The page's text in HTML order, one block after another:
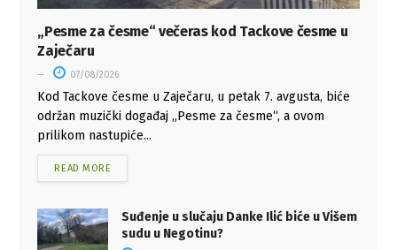
„Pesme za česme“ večeras kod Tackove česme u
Zaječaru
07/08/2026
Kod Tackove česme u Zaječaru, u petak 7. avgusta, biće
održan muzički događaj „Pesme za česme“, a ovom
prilikom nastupiće...
READ MORE
Suđenje u slučaju Danke Ilić biće u Višem
sudu u Negotinu?